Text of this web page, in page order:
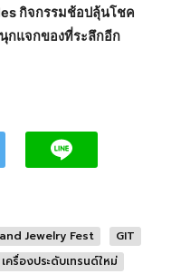
กิจกรรมช้อปลุ้นโชค
กแจกของที่ระลึกอีก
Jewelry Fest
GIT
เครื่องประดับเทรนด์ใหม่